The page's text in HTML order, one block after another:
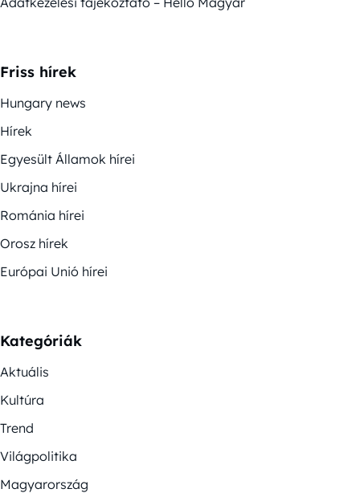
Friss hírek
Hungary news
Hírek
Egyesült Államok hírei
Ukrajna hírei
Románia hírei
Orosz hírek
Európai Unió hírei
Kategóriák
Aktuális
Kultúra
Trend
Világpolitika
Magyarország